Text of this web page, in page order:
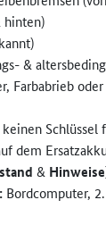
hinten)
&
Farbabrieb
keinen
dem
&
Bordcomputer,